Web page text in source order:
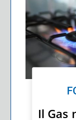
Il Gas